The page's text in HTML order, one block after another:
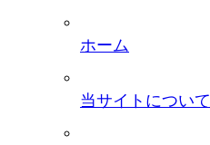
ホーム
当サイトについて